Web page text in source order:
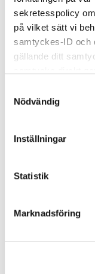
sekretesspolicy
på vilket sätt vi
samtyckes-ID och
gällande ditt
Nödvändig
Inställningar
Statistik
Marknadsföring